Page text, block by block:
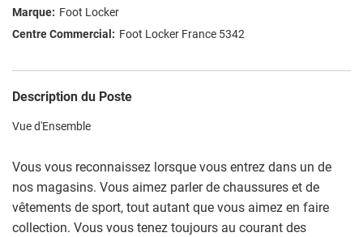
Foot Locker
Foot Locker France 5342
Description du Poste
Vue d'Ensemble
Vous vous reconnaissez lorsque vous entrez dans un de
nos magasins. Vous aimez parler de chaussures et de
vêtements de sport, tout autant que vous aimez en faire
collection. Vous vous tenez toujours au courant des